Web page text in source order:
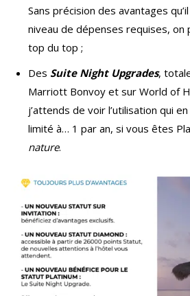
Sans précision des avantages
niveau de dépenses requises, on
top du top ;
Des Suite Night Upgrades,
Marriott Bonvoy et sur World of
j’attends de voir l’utilisation qui
limité à… 1 par an, si vous êtes
nature.